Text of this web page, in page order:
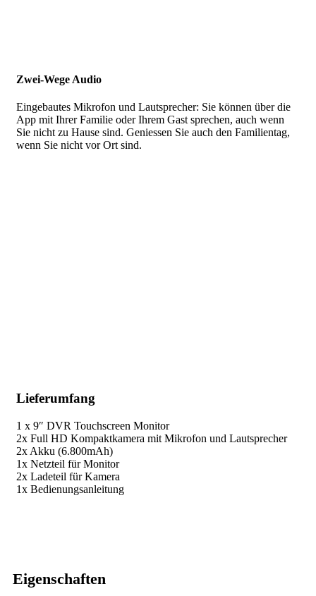
Zwei-Wege Audio
Eingebautes Mikrofon und Lautsprecher: Sie können über die
App mit Ihrer Familie oder Ihrem Gast sprechen, auch wenn
Sie nicht zu Hause sind. Geniessen Sie auch den Familientag,
wenn Sie nicht vor Ort sind.
Lieferumfang
1 x 9″ DVR Touchscreen Monitor
2x Full HD Kompaktkamera mit Mikrofon und Lautsprecher
2x Akku (6.800mAh)
1x Netzteil für Monitor
2x Ladeteil für Kamera
1x Bedienungsanleitung
Eigenschaften